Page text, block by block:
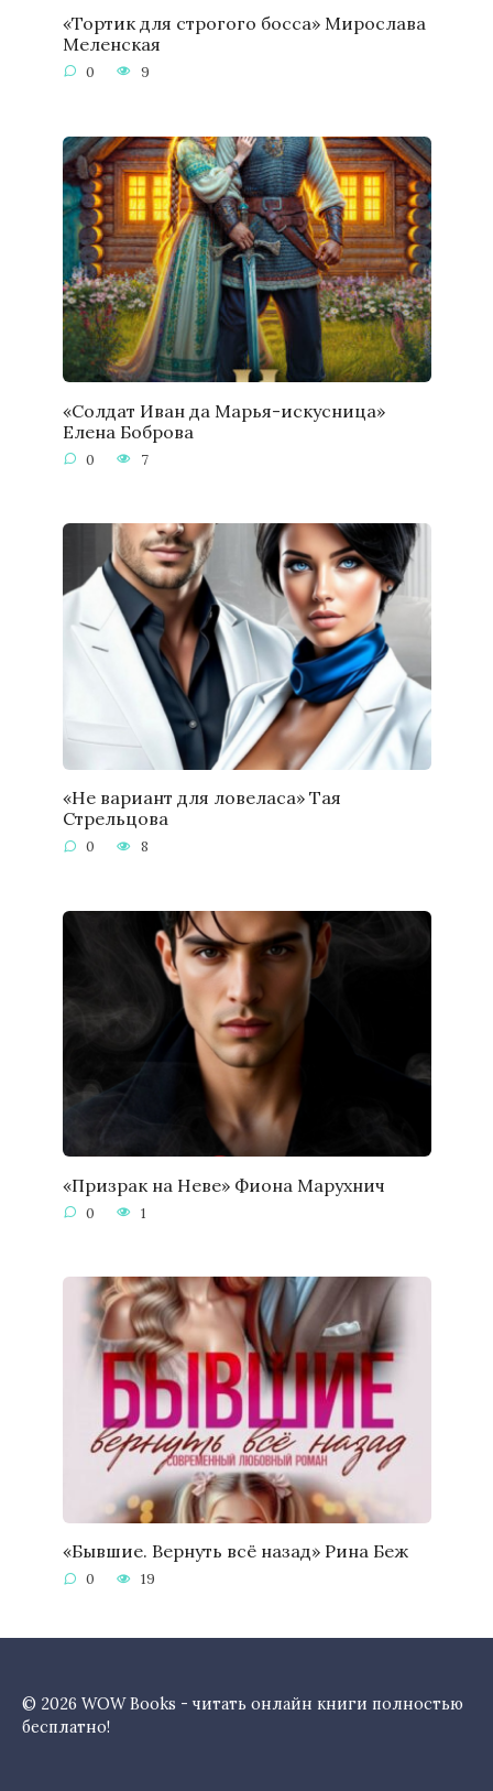
«Тортик для строгого босса» Мирослава
Меленская
0 9
«Солдат Иван да Марья-искусница»
Елена Боброва
0 7
«Не вариант для ловеласа» Тая
Стрельцова
0 8
«Призрак на Неве» Фиона Марухнич
0 1
«Бывшие. Вернуть всё назад» Рина Беж
0 19
© 2026 WOW Books - читать онлайн книги полностью
бесплатно!